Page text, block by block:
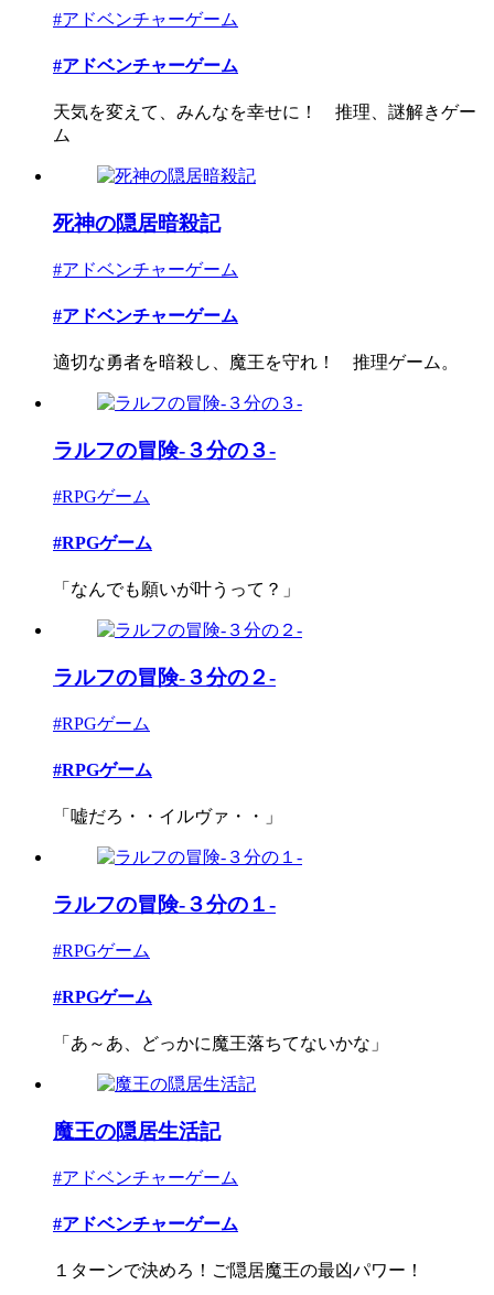
#アドベンチャーゲーム
#アドベンチャーゲーム
天気を変えて、みんなを幸せに！ 推理、謎解きゲー
ム
死神の隠居暗殺記
#アドベンチャーゲーム
#アドベンチャーゲーム
適切な勇者を暗殺し、魔王を守れ！ 推理ゲーム。
ラルフの冒険-３分の３-
#RPGゲーム
#RPGゲーム
「なんでも願いが叶うって？」
ラルフの冒険-３分の２-
#RPGゲーム
#RPGゲーム
「嘘だろ・・イルヴァ・・」
ラルフの冒険-３分の１-
#RPGゲーム
#RPGゲーム
「あ～あ、どっかに魔王落ちてないかな」
魔王の隠居生活記
#アドベンチャーゲーム
#アドベンチャーゲーム
１ターンで決めろ！ご隠居魔王の最凶パワー！